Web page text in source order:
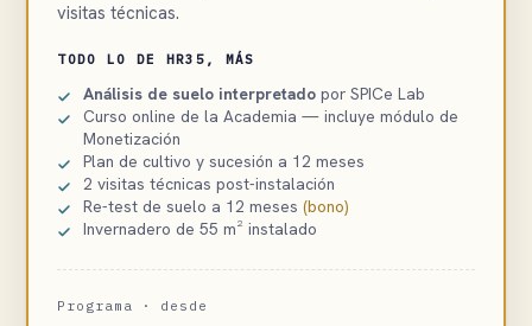
visitas técnicas.
TODO LO DE HR35, MÁS
Análisis de suelo interpretado por SPICe Lab
Curso online de la Academia — incluye módulo de
Monetización
Plan de cultivo y sucesión a 12 meses
2 visitas técnicas post-instalación
Re-test de suelo a 12 meses(bono)
Invernadero de 55 m² instalado
Programa · desde